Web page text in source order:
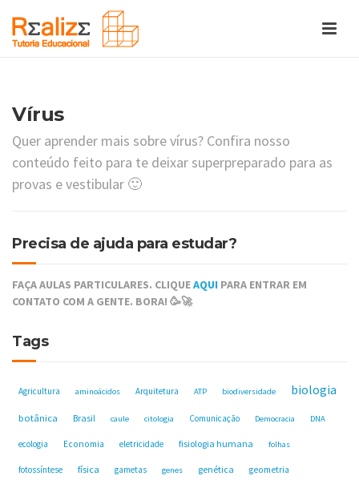
Vírus
Quer aprender mais sobre vírus? Confira nosso
conteúdo feito para te deixar superpreparado para as
provas e vestibular 🙂
Precisa de ajuda para estudar?
FAÇA AULAS PARTICULARES. CLIQUEAQUI PARA ENTRAR EM
CONTATO COM A GENTE. BORA! 🥳🚀
Tags
Agricultura aminoácidos Arquitetura ATP biodiversidade biologia
botânica Brasil caule citologia Comunicação Democracia DNA
ecologia Economia eletricidade fisiologia humana folhas
fotossíntese física gametas genes genética geometria